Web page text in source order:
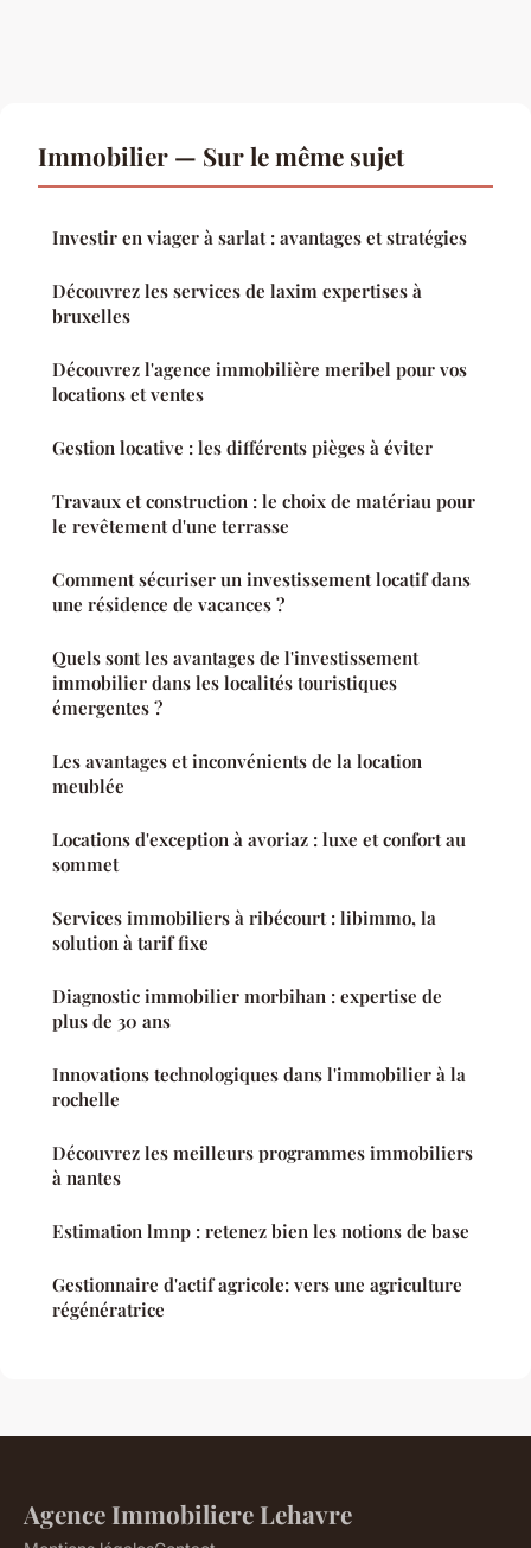
Immobilier — Sur le même sujet
Investir en viager à sarlat : avantages et stratégies
Découvrez les services de laxim expertises à
bruxelles
Découvrez l'agence immobilière meribel pour vos
locations et ventes
Gestion locative : les différents pièges à éviter
Travaux et construction : le choix de matériau pour
le revêtement d'une terrasse
Comment sécuriser un investissement locatif dans
une résidence de vacances ?
Quels sont les avantages de l'investissement
immobilier dans les localités touristiques
émergentes ?
Les avantages et inconvénients de la location
meublée
Locations d'exception à avoriaz : luxe et confort au
sommet
Services immobiliers à ribécourt : libimmo, la
solution à tarif fixe
Diagnostic immobilier morbihan : expertise de
plus de 30 ans
Innovations technologiques dans l'immobilier à la
rochelle
Découvrez les meilleurs programmes immobiliers
à nantes
Estimation lmnp : retenez bien les notions de base
Gestionnaire d'actif agricole: vers une agriculture
régénératrice
Agence Immobiliere Lehavre